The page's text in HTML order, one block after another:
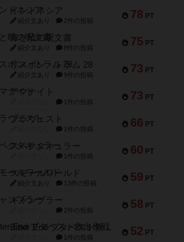
78 PT
インドネシア
紹介文あり 2件の投稿
75 PT
宵と暁の呪文書
紹介文あり 8件の投稿
73 PT
リスボン・トラム 28
紹介文あり 9件の投稿
73 PT
アマナイト
1件の投稿
66 PT
ブラヴェスト
1件の投稿
60 PT
スペクタキュラー
1件の投稿
59 PT
スモールワールド
紹介文あり 13件の投稿
58 PT
ギャンブラー
2件の投稿
52 PT
Bitter End ブタペスト救出作戦
1件の投稿